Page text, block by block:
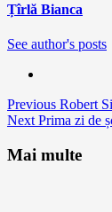
Țîrlă Bianca
See author's posts
Continue
Reading
Previous Robert
Next Prima zi de
Mai multe